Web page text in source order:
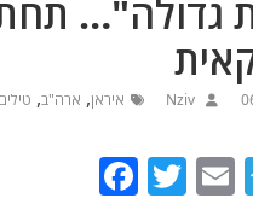
גדולה"…
Nziv איראן, ארה"ב, טילים
T
E
T